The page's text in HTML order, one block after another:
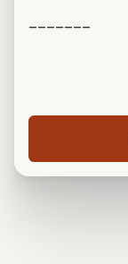
-------